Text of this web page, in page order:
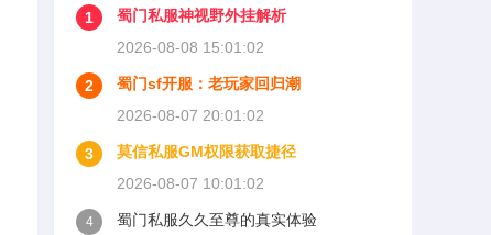
1
蜀门私服神视野外挂解析
2026-08-08 15:01:02
2
蜀门sf开服：老玩家回归潮
2026-08-07 20:01:02
3
莫信私服GM权限获取捷径
2026-08-07 10:01:02
4
蜀门私服久久至尊的真实体验